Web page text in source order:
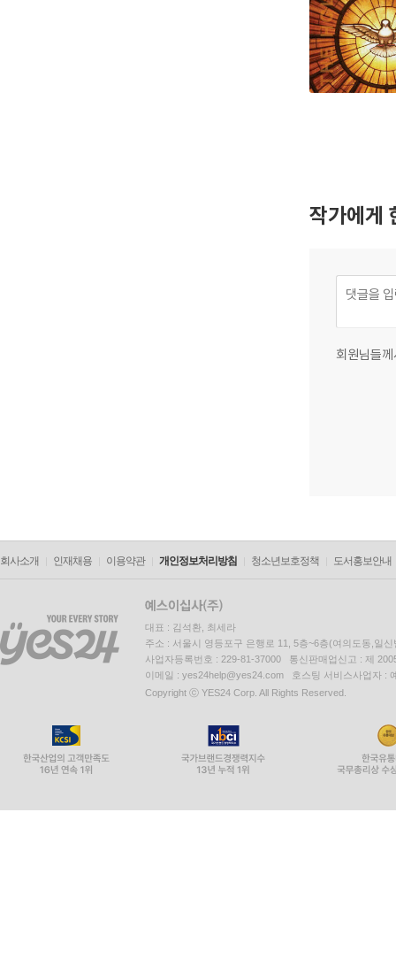
작가에게
회원님들
회사소개 인재채용 이용약관 개인정보처리방침 청소년보호정책 도서홍보안내
대표 : 김석환, 최세라
주소 : 서울시 영등포구 은행로 11, 5층~6층(여의도동,일신
사업자등록번호 : 229-81-37000 통신판매업신고 : 제
이메일 : yes24help@yes24.com 호스팅 서비스사업자 :
Copyright ⓒ YES24 Corp. All Rights Reserved.